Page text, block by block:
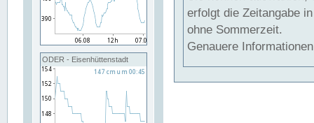
ODER - Eisenhüttenstadt
erfolgt die Zeitangabe
ohne Sommerzeit.
Genauere